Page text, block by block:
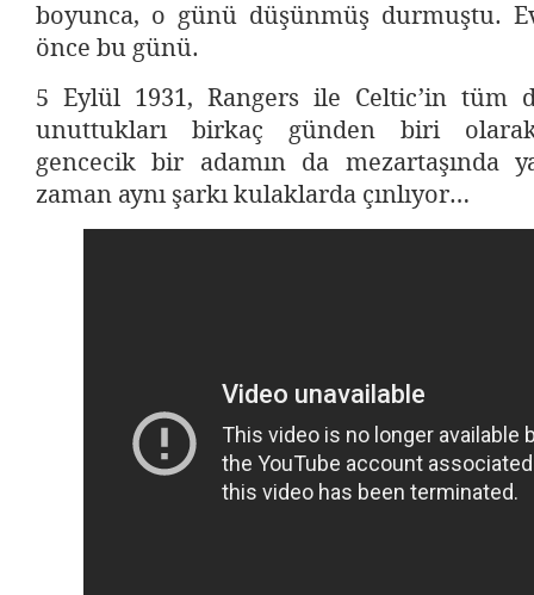
boyunca, o günü düşünmüş durmuştu.
önce bu günü.
5 Eylül 1931, Rangers ile Celtic’in tüm
unuttukları birkaç günden biri olarak
gencecik bir adamın da mezartaşında
zaman aynı şarkı kulaklarda çınlıyor…